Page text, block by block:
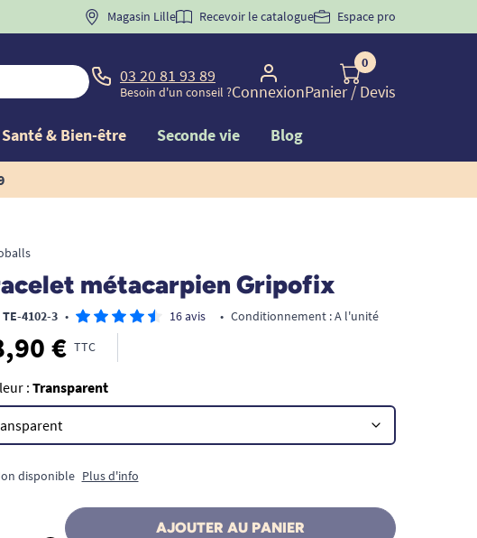
BIENVENUE" pourla 1ère commande d'incontinence
Magasin Lille Recevoir le catalogue Espace pro
03 20 81 93 89
Besoin d'un conseil ?Connexion
0
Panier/ Devis
Santé & Bien-être Seconde vie Blog
métacarpien Gripofix
TE-4102-3 • 16 avis • Conditionnement : A l'unité
€ TTC
:Transparent
disponible Plus d'info
AJOUTER AU PANIER